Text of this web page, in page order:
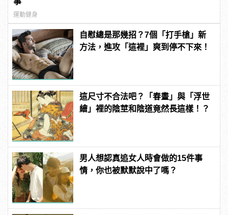
運動健身
自慰總是那幾招？7個「打手槍」新
方法，進攻「這裡」爽到停不下來！
這尺寸不合法吧？「春畫」與「浮世
繪」裡的陰莖和陰道竟然長這樣！？
男人想認真追女人時會做的15件事
情，你也被默默說中了嗎？